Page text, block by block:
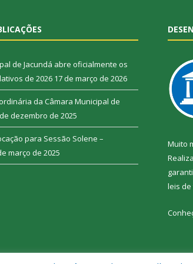
de Jacundá abre oficialmente os
de 2026 17 de março de 2026
da Câmara Municipal de
dezembro de 2025
para Sessão Solene –
março de 2025
Muito
leis